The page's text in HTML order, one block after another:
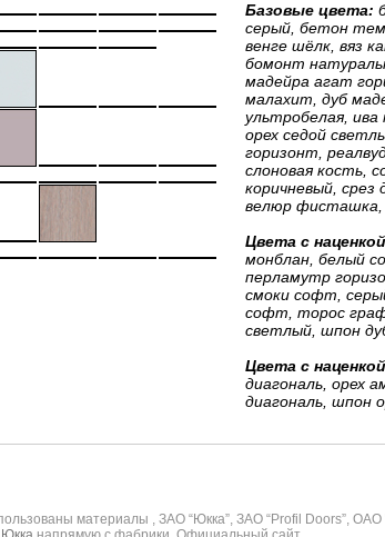
Базовые цвета:
серый, бетон
венге шёлк, вяз
бомонт
мадейра агат
малахит, дуб
ультробелая,
орех седой
горизонт,
слоновая кость,
коричневый, срез
велюр фисташка,
Цвета с
монблан, белый
перламутр
смоки софт,
софт, торос
светлый, шпон
Цвета с
диагональ, орех
диагональ, шпон
материалы , ЗАО “Юкка”, ЗАО “Profil Doors”,